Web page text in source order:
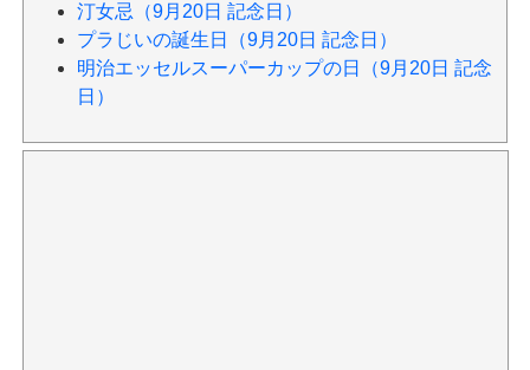
汀女忌（9月20日 記念日）
プラじいの誕生日（9月20日 記念日）
明治エッセルスーパーカップの日（9月20日 記念
日）